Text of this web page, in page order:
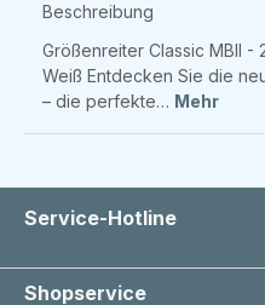
Beschreibung
Größenreiter Classic MBII
Weiß Entdecken Sie die
– die perfekte… Mehr
Service-Hotline
Shopservice